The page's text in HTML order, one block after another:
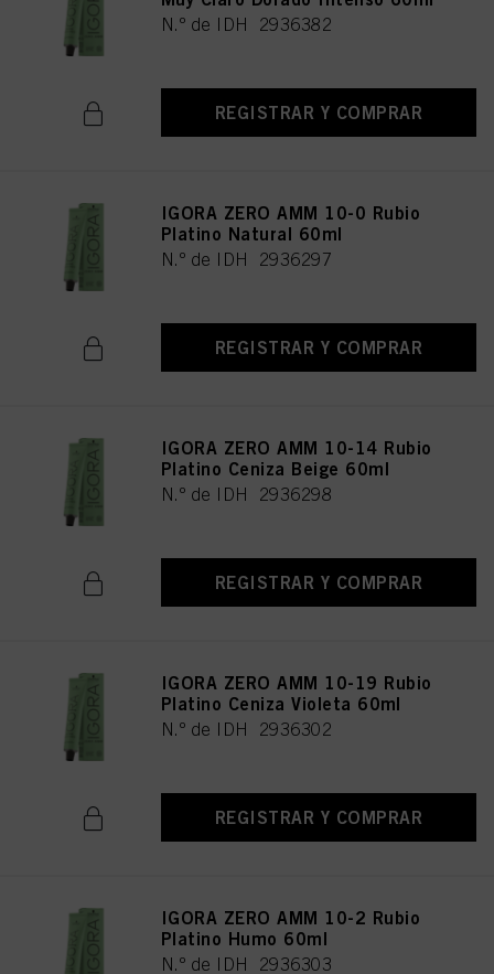
N.º de IDH 2936382
REGISTRAR Y COMPRAR
IGORA ZERO AMM 10-0 Rubio
Platino Natural 60ml
N.º de IDH 2936297
REGISTRAR Y COMPRAR
IGORA ZERO AMM 10-14 Rubio
Platino Ceniza Beige 60ml
N.º de IDH 2936298
REGISTRAR Y COMPRAR
IGORA ZERO AMM 10-19 Rubio
Platino Ceniza Violeta 60ml
N.º de IDH 2936302
REGISTRAR Y COMPRAR
IGORA ZERO AMM 10-2 Rubio
Platino Humo 60ml
N.º de IDH 2936303